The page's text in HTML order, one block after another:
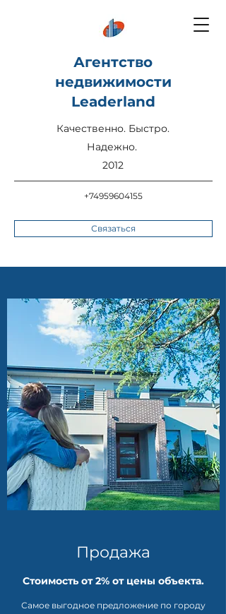
Агентство
недвижимости
Leaderland
Качественно. Быстро.
Надежно.
2012
+74959604155
Связаться
Продажа
Стоимость от 2% от цены объекта.
Самое выгодное предложение по городу